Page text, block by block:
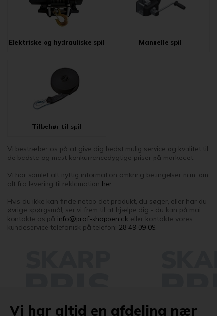
Elektriske og hydrauliske spil Manuelle spil
Tilbehør til spil
Vi bestræber os på at give dig bedst mulig service og kvalitet til
de bedste og mest konkurrencedygtige priser på markedet.
Vi har samlet alt nyttig information omkring betingelser m.m. om
alt fra levering til reklamation her.
Hvis du ikke kan finde netop det produkt, du søger, eller har du
øvrige spørgsmål, ser vi frem til at hjælpe dig - du kan på mail
kontakte os på info@prof-shoppen.dk eller kontakte vores
kundeservice telefonisk på telefon: 28 49 09 09.
Vi har altid en afdeling nær